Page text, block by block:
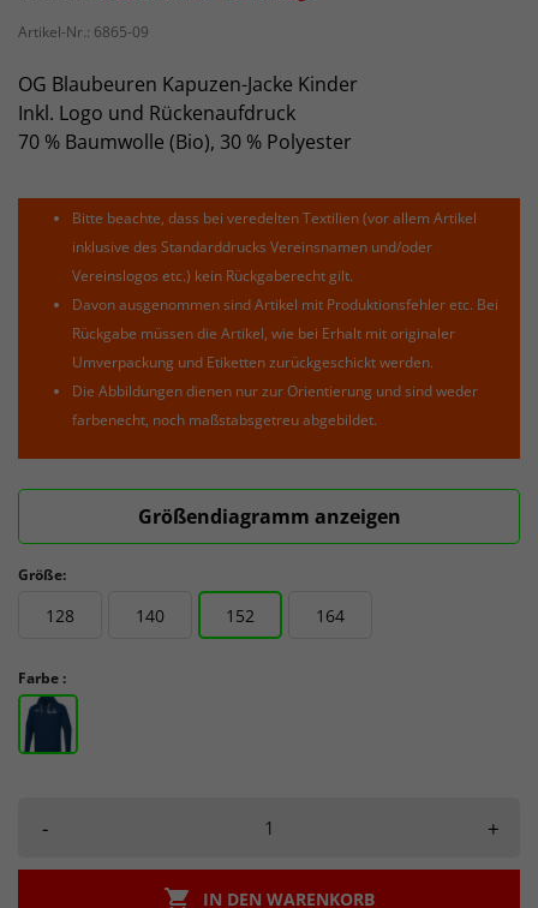
Artikel-Nr.: 6865-09
OG Blaubeuren Kapuzen-Jacke Kinder
Inkl. Logo und Rückenaufdruck
70 % Baumwolle (Bio), 30 % Polyester
Bitte beachte, dass bei veredelten Textilien (vor allem Artikel
inklusive des Standarddrucks Vereinsnamen und/oder
Vereinslogos etc.) kein Rückgaberecht gilt.
Davon ausgenommen sind Artikel mit Produktionsfehler etc. Bei
Rückgabe müssen die Artikel, wie bei Erhalt mit originaler
Umverpackung und Etiketten zurückgeschickt werden.
Die Abbildungen dienen nur zur Orientierung und sind weder
farbenecht, noch maßstabsgetreu abgebildet.
Größendiagramm anzeigen
Größe:
128 140 152 164
Farbe :
- +
 IN DEN WARENKORB